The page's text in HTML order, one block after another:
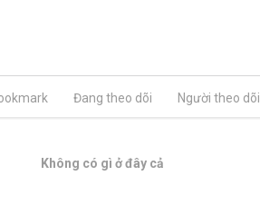
Đang theo dõi Người theo dõi
Không có gì ở đây cả